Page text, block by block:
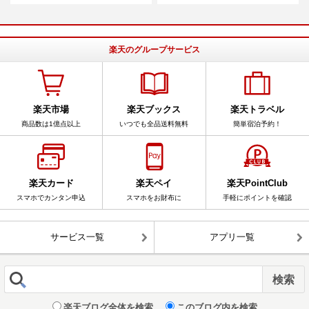
楽天のグループサービス
楽天市場
商品数は1億点以上
楽天ブックス
いつでも全品送料無料
楽天トラベル
簡単宿泊予約！
楽天カード
スマホでカンタン申込
楽天ペイ
スマホをお財布に
楽天PointClub
手軽にポイントを確認
サービス一覧 アプリ一覧